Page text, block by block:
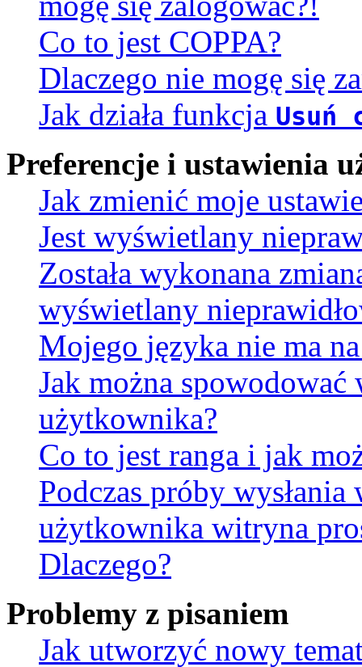
Co to jest COPPA?
Dlaczego nie mogę się
Jak działa funkcja Usuń
Preferencje i ustawienia
Jak zmienić moje
Jest wyświetlany
Została wykonana
wyświetlany
Mojego języka nie ma
Jak można
użytkownika?
Co to jest ranga i jak
Podczas próby
użytkownika witryna
Dlaczego?
Problemy z pisaniem
Jak utworzyć nowy